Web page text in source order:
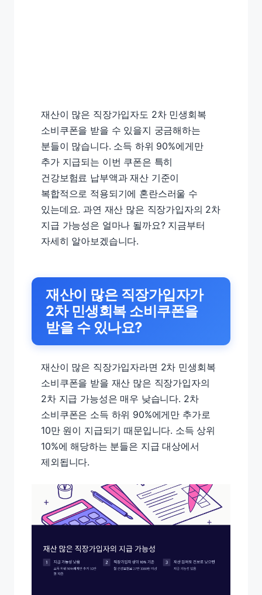
재산이 많은 직장가입자도 2차 민생회복
소비쿠폰을 받을 수 있을지 궁금해하는
분들이 많습니다. 소득 하위 90%에게만
추가 지급되는 이번 쿠폰은 특히
건강보험료 납부액과 재산 기준이
복합적으로 적용되기에 혼란스러울 수
있는데요. 과연 재산 많은 직장가입자의 2차
지급 가능성은 얼마나 될까요? 지금부터
자세히 알아보겠습니다.
재산이 많은 직장가입자가
2차 민생회복 소비쿠폰을
받을 수 있나요?
재산이 많은 직장가입자라면 2차 민생회복
소비쿠폰을 받을 재산 많은 직장가입자의
2차 지급 가능성은 매우 낮습니다. 2차
소비쿠폰은 소득 하위 90%에게만 추가로
10만 원이 지급되기 때문입니다. 소득 상위
10%에 해당하는 분들은 지급 대상에서
제외됩니다.